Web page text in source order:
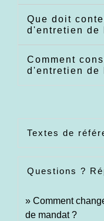
Que doit
d'entretien de
Comment
d'entretien de
Textes de
Questions ?
Comment
de mandat ?